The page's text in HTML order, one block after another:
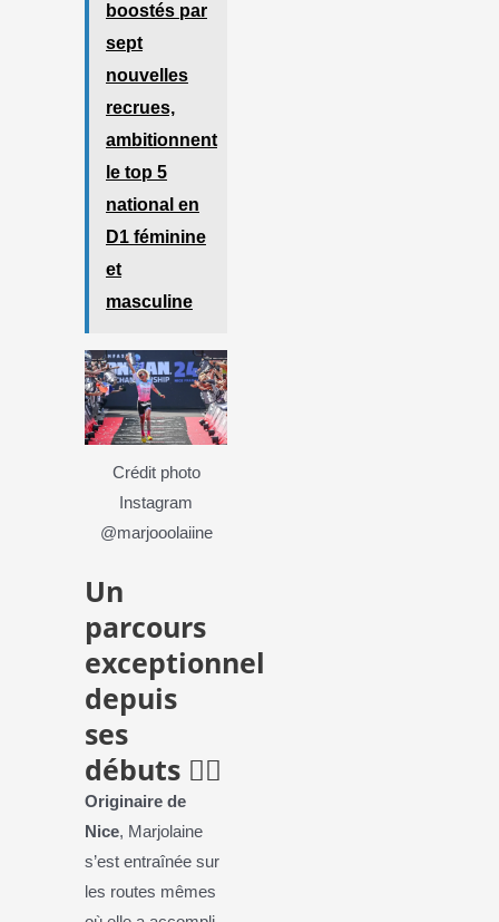
boostés par
sept
nouvelles
recrues,
ambitionnent
le top 5
national en
D1 féminine
et
masculine
Crédit photo
Instagram
@marjooolaiine
Un
parcours
exceptionnel
depuis
ses
débuts 🏃‍♀️
Originaire de
Nice, Marjolaine
s’est entraînée sur
les routes mêmes